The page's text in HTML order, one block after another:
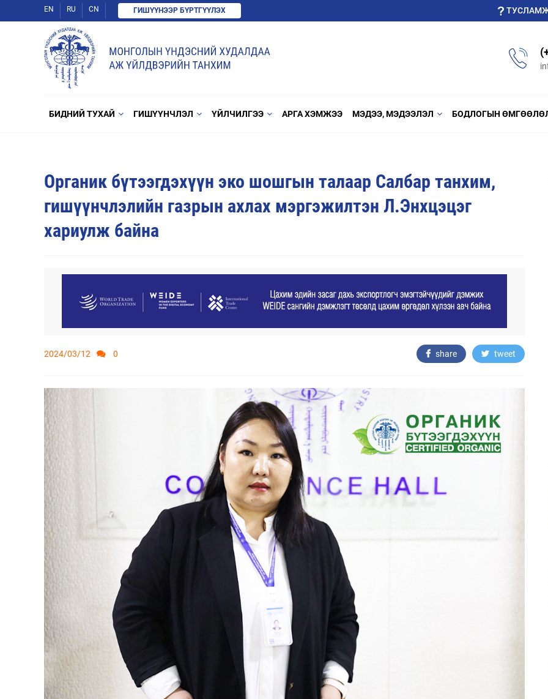
EN RU CN ГИШҮҮНЭЭР БҮРТГҮҮЛЭХ
БИДНИЙ ТУХАЙ ГИШҮҮНЧЛЭЛ ҮЙЛЧИЛГЭЭ АРГА ХЭМЖЭЭ МЭДЭЭ, МЭДЭЭЛЭЛ БОДЛОГЫН
Органик бүтээгдэхүүн эко шошгын талаар Салбар танхим,
гишүүнчлэлийн газрын ахлах мэргэжилтэн Л.Энхцэцэг
хариулж байна
2024/03/12 0 share tweet